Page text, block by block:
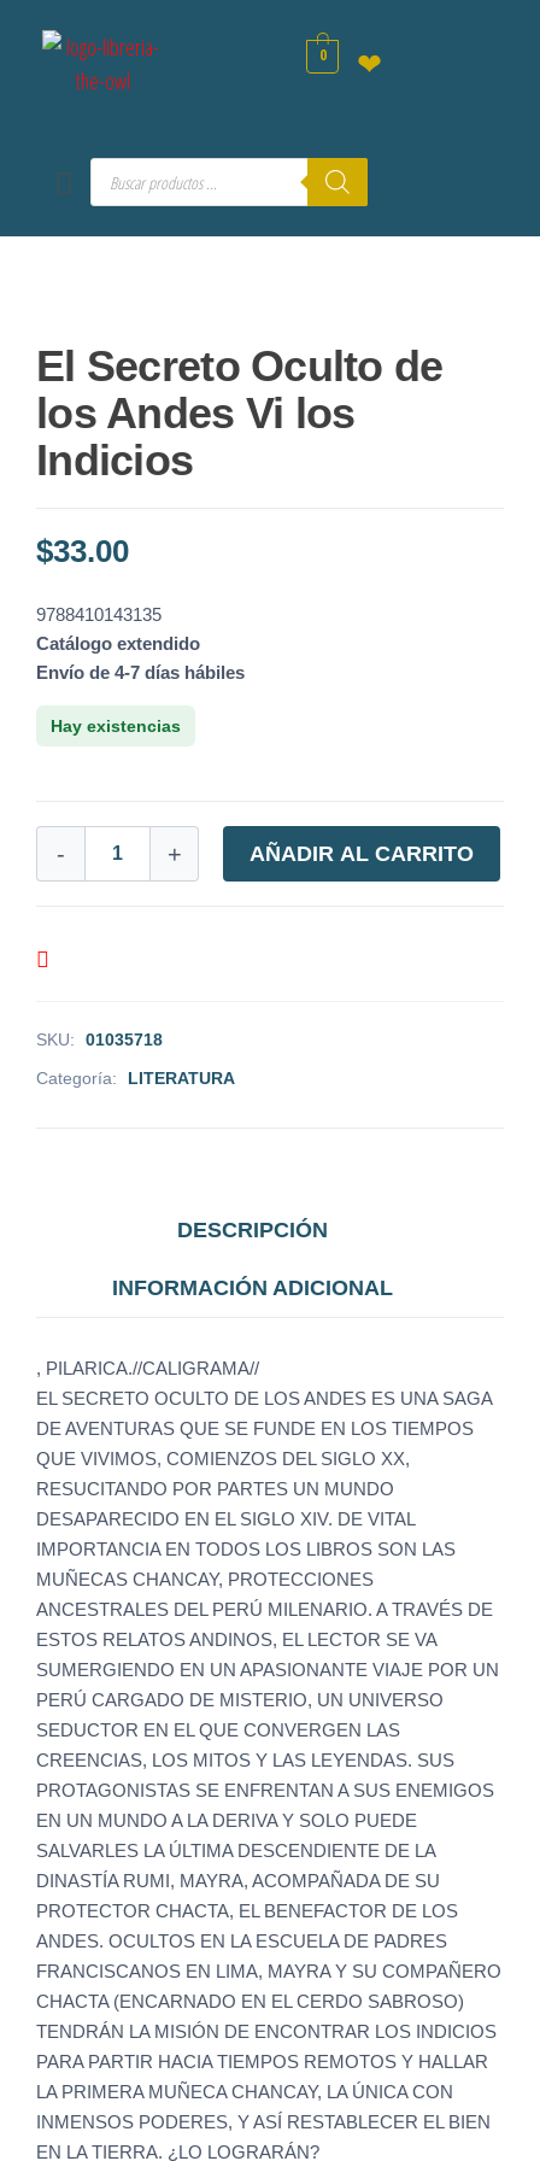
0 ❤
El Secreto Oculto de
los Andes Vi los
Indicios
$33.00
9788410143135
Catálogo extendido
Envío de 4-7 días hábiles
Hay existencias
- + AÑADIR AL CARRITO
SKU:
01035718
Categoría:
LITERATURA
DESCRIPCIÓN
INFORMACIÓN ADICIONAL
, PILARICA.//CALIGRAMA//
EL SECRETO OCULTO DE LOS ANDES ES UNA SAGA
DE AVENTURAS QUE SE FUNDE EN LOS TIEMPOS
QUE VIVIMOS, COMIENZOS DEL SIGLO XX,
RESUCITANDO POR PARTES UN MUNDO
DESAPARECIDO EN EL SIGLO XIV. DE VITAL
IMPORTANCIA EN TODOS LOS LIBROS SON LAS
MUÑECAS CHANCAY, PROTECCIONES
ANCESTRALES DEL PERÚ MILENARIO. A TRAVÉS DE
ESTOS RELATOS ANDINOS, EL LECTOR SE VA
SUMERGIENDO EN UN APASIONANTE VIAJE POR UN
PERÚ CARGADO DE MISTERIO, UN UNIVERSO
SEDUCTOR EN EL QUE CONVERGEN LAS
CREENCIAS, LOS MITOS Y LAS LEYENDAS. SUS
PROTAGONISTAS SE ENFRENTAN A SUS ENEMIGOS
EN UN MUNDO A LA DERIVA Y SOLO PUEDE
SALVARLES LA ÚLTIMA DESCENDIENTE DE LA
DINASTÍA RUMI, MAYRA, ACOMPAÑADA DE SU
PROTECTOR CHACTA, EL BENEFACTOR DE LOS
ANDES. OCULTOS EN LA ESCUELA DE PADRES
FRANCISCANOS EN LIMA, MAYRA Y SU COMPAÑERO
CHACTA (ENCARNADO EN EL CERDO SABROSO)
TENDRÁN LA MISIÓN DE ENCONTRAR LOS INDICIOS
PARA PARTIR HACIA TIEMPOS REMOTOS Y HALLAR
LA PRIMERA MUÑECA CHANCAY, LA ÚNICA CON
INMENSOS PODERES, Y ASÍ RESTABLECER EL BIEN
EN LA TIERRA. ¿LO LOGRARÁN?